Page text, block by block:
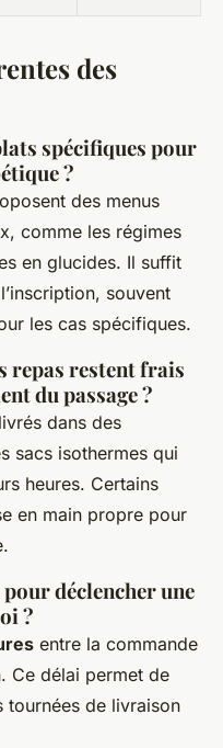
des
spécifiques pour
?
des menus
comme les régimes
en glucides. Il suffit
souvent
les cas spécifiques.
repas restent frais
du passage ?
dans des
sacs isothermes qui
heures. Certains
en main propre pour
déclencher une
?
entre la commande
Ce délai permet de
tournées de livraison